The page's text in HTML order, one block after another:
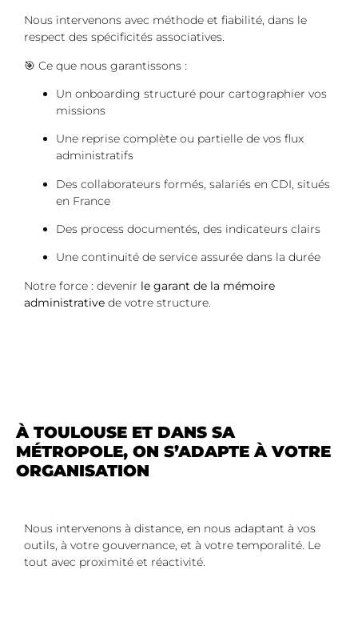
Nous intervenons avec méthode et fiabilité, dans le
respect des spécificités associatives.
🎯 Ce que nous garantissons :
Un onboarding structuré pour cartographier vos
missions
Une reprise complète ou partielle de vos flux
administratifs
Des collaborateurs formés, salariés en CDI, situés
en France
Des process documentés, des indicateurs clairs
Une continuité de service assurée dans la durée
Notre force : devenir le garant de la mémoire
administrative de votre structure.
À TOULOUSE ET DANS SA
MÉTROPOLE, ON S’ADAPTE À VOTRE
ORGANISATION
Nous intervenons à distance, en nous adaptant à vos
outils, à votre gouvernance, et à votre temporalité. Le
tout avec proximité et réactivité.